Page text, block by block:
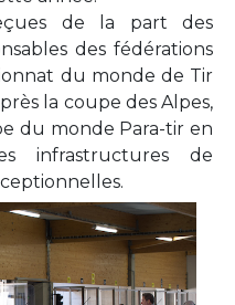
de la part des
des fédérations
du monde de Tir
la coupe des Alpes,
du monde Para-tir en
infrastructures de